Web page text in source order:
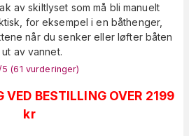
av skiltlyset som må bli manuelt
for eksempel i en båthenger,
når du senker eller løfter båten
ut av vannet.
5 (61 vurderinger)
VED BESTILLING OVER 2199
kr